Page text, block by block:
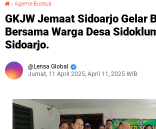
› Agama-Budaya
GKJW Jemaat Sidoarjo Gelar
Bersama Warga Desa
Sidoarjo.
Lensa Global
Jumat, 11 April 2025, April 11, 2025 WIB